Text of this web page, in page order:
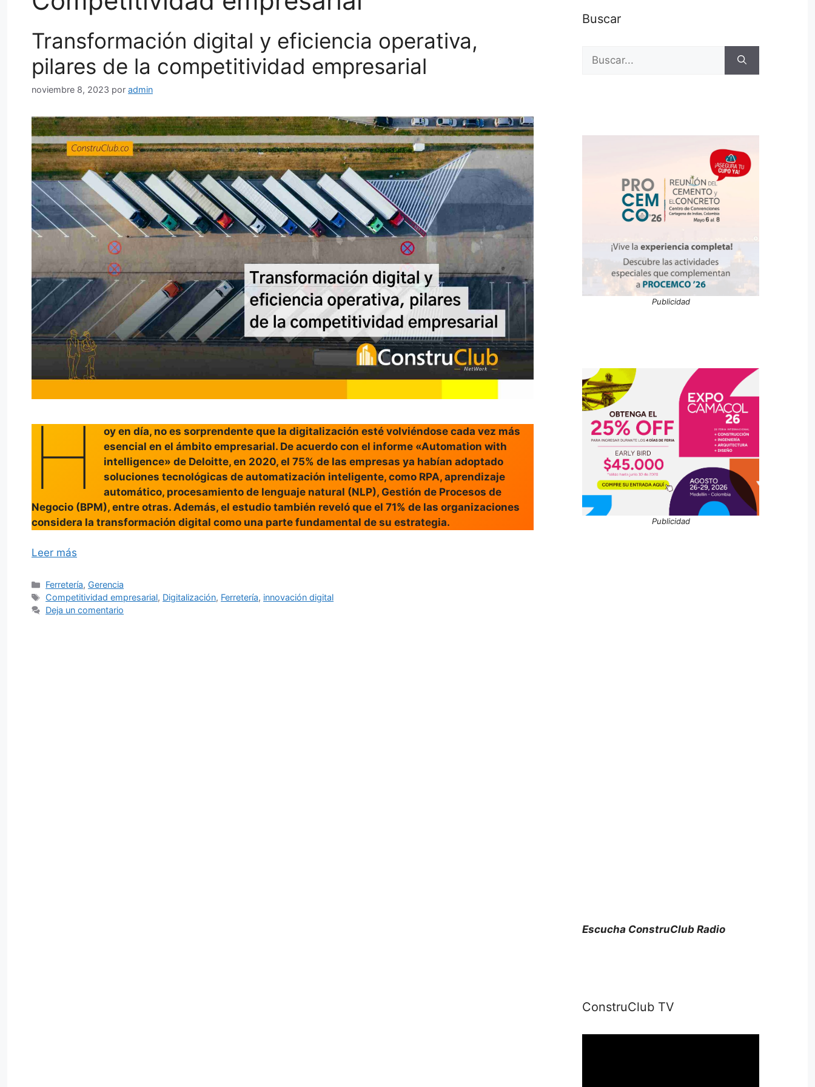
Transformación digital y eficiencia operativa,
pilares de la competitividad empresarial
noviembre 8, 2023 por admin
H
oy en día, no es sorprendente que la digitalización esté volviéndose cada vez más
esencial en el ámbito empresarial. De acuerdo con el informe «Automation with
intelligence» de Deloitte, en 2020, el 75% de las empresas ya habían adoptado
soluciones tecnológicas de automatización inteligente, como RPA, aprendizaje
automático, procesamiento de lenguaje natural (NLP), Gestión de Procesos de
Negocio (BPM), entre otras. Además, el estudio también reveló que el 71% de las organizaciones
considera la transformación digital como una parte fundamental de su estrategia.
Leer más
Categorías
Ferretería, Gerencia
Etiquetas
Competitividad empresarial, Digitalización, Ferretería, innovación digital
Deja un comentario
Buscar
Buscar:
Publicidad
Publicidad
Escucha ConstruClub Radio
ConstruClub TV